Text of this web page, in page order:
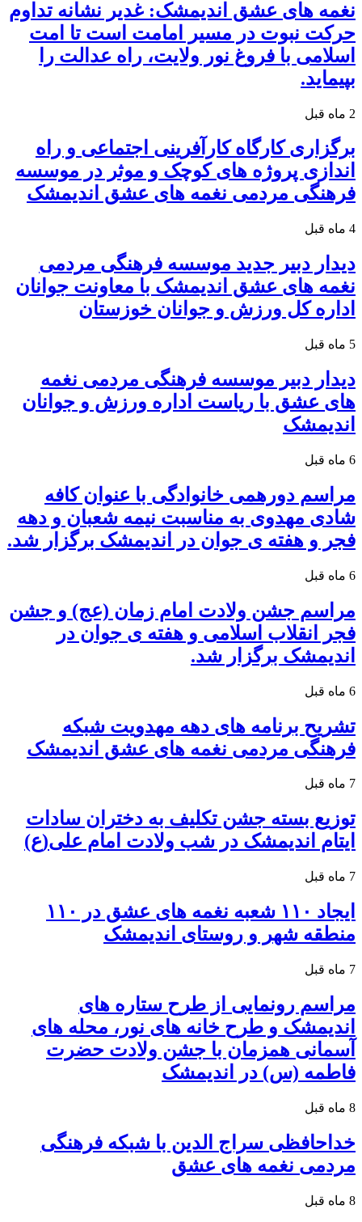
نغمه های عشق اندیمشک: غدیر نشانه تداوم
حرکت نبوت در مسیر امامت است تا امت
اسلامی با فروغ نور ولایت، راه عدالت را
بپیماید.
2 ماه قبل
برگزاری کارگاه کارآفرینی اجتماعی و راه
اندازی پروژه های کوچک و موثر در موسسه
فرهنگی مردمی نغمه های عشق اندیمشک
4 ماه قبل
دیدار دبیر جدید موسسه فرهنگی مردمی
نغمه های عشق اندیمشک با معاونت جوانان
اداره کل ورزش و جوانان خوزستان
5 ماه قبل
دیدار دبیر موسسه فرهنگی مردمی نغمه
های عشق با ریاست اداره ورزش و جوانان
اندیمشک
6 ماه قبل
مراسم دورهمی خانوادگی با عنوان کافه
شادی مهدوی به مناسبت نیمه شعبان و دهه
فجر و هفته ی جوان در اندیمشک برگزار شد.
6 ماه قبل
مراسم جشن ولادت امام زمان (عج) و جشن
فجر انقلاب اسلامی و هفته ی جوان در
اندیمشک برگزار شد.
6 ماه قبل
تشریح برنامه های دهه مهدویت شبکه
فرهنگی مردمی نغمه های عشق اندیمشک
7 ماه قبل
توزیع بسته جشن تکلیف به دختران سادات
ایتام اندیمشک در شب ولادت امام علی(ع)
7 ماه قبل
ایجاد ۱۱۰ شعبه نغمه های عشق در ۱۱۰
منطقه شهر و روستای اندیمشک
7 ماه قبل
مراسم رونمایی از طرح ستاره های
اندیمشک و طرح خانه های نور، محله های
آسمانی همزمان با جشن ولادت حضرت
فاطمه (س) در اندیمشک
8 ماه قبل
خداحافظی سراج الدین با شبکه فرهنگی
مردمی نغمه های عشق
8 ماه قبل